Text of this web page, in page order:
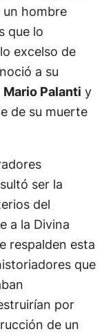
hombre
que lo
excelso de
a su
Mario Palanti y
de su muerte
ser la
del
a la Divina
respalden esta
que
por
de un